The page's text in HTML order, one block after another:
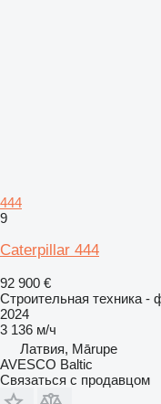
444
9
Caterpillar 444
92 900 €
Строительная техника -
2024
3 136 м/ч
Латвия, Mārupe
AVESCO Baltic
Связаться с продавцом